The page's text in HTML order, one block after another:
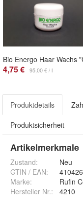
4,75 € 95,00 € / l
Produktdetails
Produktsicherheit
Artikelmerkmale
Zustand:
Neu
GTIN / EAN:
Marke:
Rufin
Hersteller Nr.:
4210